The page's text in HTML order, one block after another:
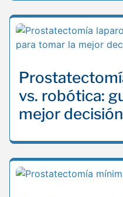
vs. robótica:
mejor decisión